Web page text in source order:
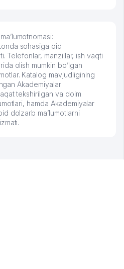
sohasiga oid
Telefonlar, manzillar, ish vaqti
olish mumkin bo’lgan
Katalog mavjudligining
Akademiyalar
tekshirilgan va doim
hamda Akademiyalar
dolzarb ma’lumotlarni